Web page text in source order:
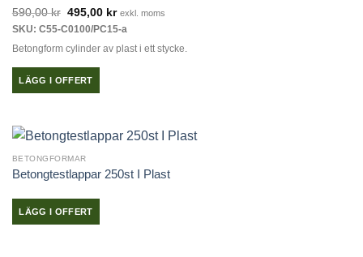
alternativen
väljas
på
590,00kr Det
ursprungliga
priset
var:
590,00 kr.
495,00 krDet
nuvarande
priset
är:
495,00 kr.
exkl. moms
SKU: C55-C0100/PC15-a
Betongform cylinder av plast i ett stycke.
LÄGG I OFFERT
BETONGFORMAR
Betongtestlappar 250st I Plast
LÄGG I OFFERT